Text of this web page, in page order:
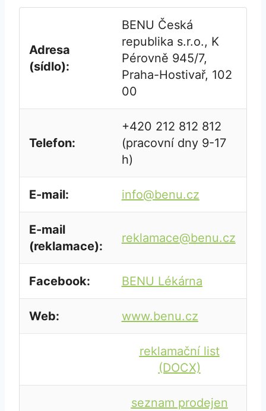
Adresa
(sídlo):
BENU Česká
republika s.r.o., K
Pérovně 945/7,
Praha-Hostivař, 102
00
Telefon:
+420 212 812 812
(pracovní dny 9-17
h)
E-mail: info@benu.cz
E-mail
(reklamace):
reklamace@benu.cz
Facebook: BENU Lékárna
Web: www.benu.cz
reklamační list
(DOCX)
seznam prodejen